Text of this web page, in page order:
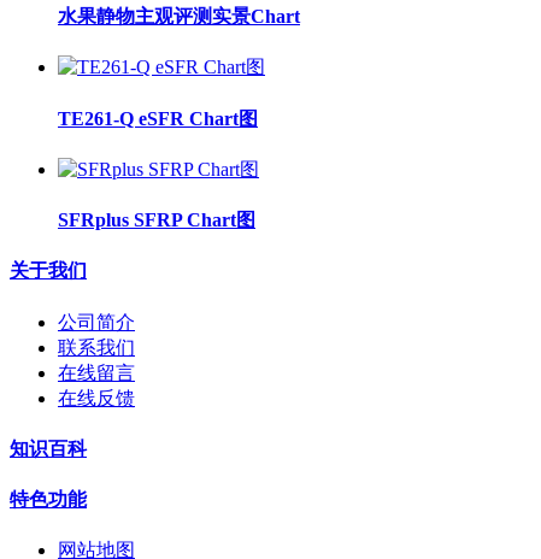
水果静物主观评测实景Chart
TE261-Q eSFR Chart图
SFRplus SFRP Chart图
关于我们
公司简介
联系我们
在线留言
在线反馈
知识百科
特色功能
网站地图